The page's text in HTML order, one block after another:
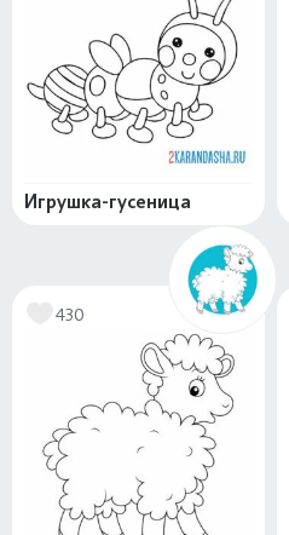
Игрушка-гусеница
430